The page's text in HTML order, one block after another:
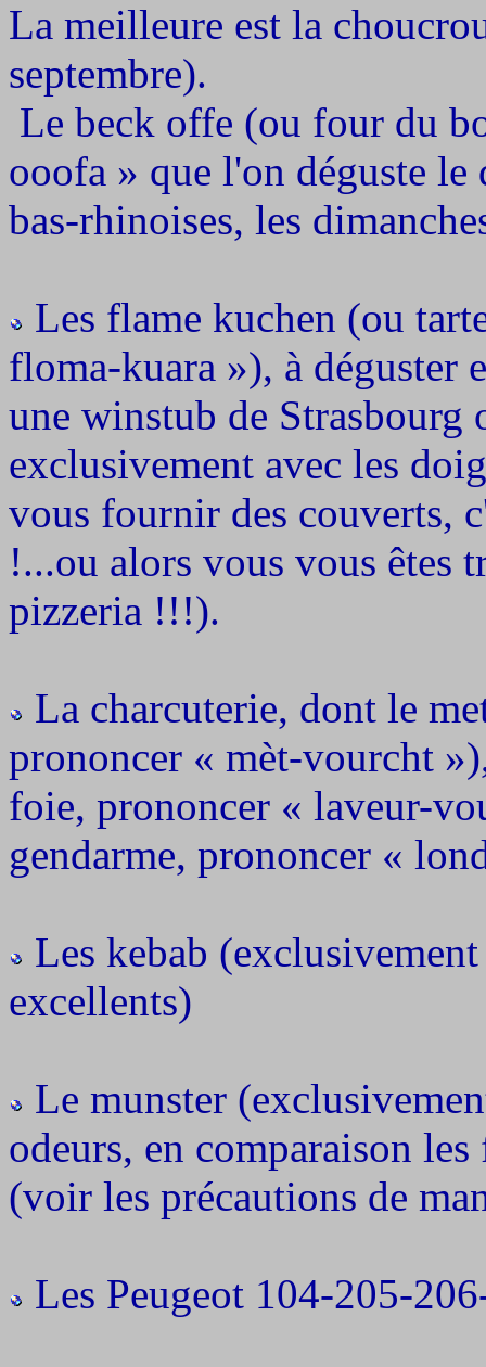
La meilleure est la
septembre).
Le beck offe (ou four du
ooofa » que l'on déguste
bas-rhinoises, les
Les flame kuchen (ou
floma-kuara »), à déguster
une winstub de Strasbourg
exclusivement avec les
vous fournir des couverts,
!...ou alors vous vous êtes
pizzeria !!!).
La charcuterie, dont le
prononcer « mèt-vourcht
foie, prononcer « laveur-
gendarme, prononcer «
Les kebab
excellents)
Le munster
odeurs, en comparaison
(voir les précautions de
Les Peugeot 104-205-